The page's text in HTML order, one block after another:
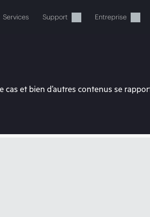
Services Support Entreprise
et bien d’autres contenus se